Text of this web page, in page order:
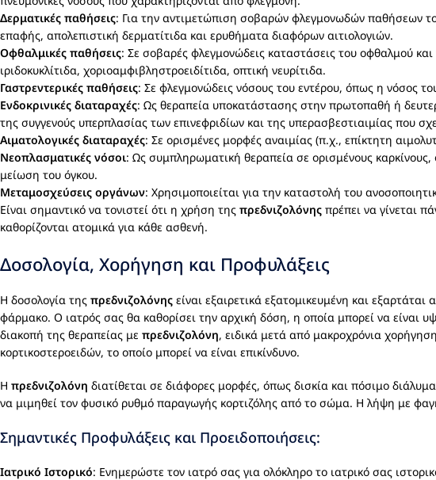
Δερματικές παθήσεις: Για την αντιμετώπιση σοβαρών φλεγμονωδών παθήσεων
επαφής, απολεπιστική δερματίτιδα και ερυθήματα διαφόρων αιτιολογιών.
Οφθαλμικές παθήσεις: Σε σοβαρές φλεγμονώδεις καταστάσεις του οφθαλμού
ιριδοκυκλίτιδα, χοριοαμφιβληστροειδίτιδα, οπτική νευρίτιδα.
Γαστρεντερικές παθήσεις: Σε φλεγμονώδεις νόσους του εντέρου, όπως η νόσος
Ενδοκρινικές διαταραχές: Ως θεραπεία υποκατάστασης στην πρωτοπαθή ή
της συγγενούς υπερπλασίας των επινεφριδίων και της υπερασβεστιαιμίας που
Αιματολογικές διαταραχές: Σε ορισμένες μορφές αναιμίας (π.χ., επίκτητη
Νεοπλασματικές νόσοι: Ως συμπληρωματική θεραπεία σε ορισμένους
μείωση του όγκου.
Μεταμοσχεύσεις οργάνων: Χρησιμοποιείται για την καταστολή του
Είναι σημαντικό να τονιστεί ότι η χρήση της πρεδνιζολόνης πρέπει να γίνεται
καθορίζονται ατομικά για κάθε ασθενή.
Δοσολογία, Χορήγηση και Προφυλάξεις
Η δοσολογία της πρεδνιζολόνης είναι εξαιρετικά εξατομικευμένη και
φάρμακο. Ο ιατρός σας θα καθορίσει την αρχική δόση, η οποία μπορεί να είναι
διακοπή της θεραπείας με πρεδνιζολόνη, ειδικά μετά από μακροχρόνια
κορτικοστεροειδών, το οποίο μπορεί να είναι επικίνδυνο.
Η πρεδνιζολόνη διατίθεται σε διάφορες μορφές, όπως δισκία και πόσιμο
να μιμηθεί τον φυσικό ρυθμό παραγωγής κορτιζόλης από το σώμα. Η λήψη με
Σημαντικές Προφυλάξεις και Προειδοποιήσεις:
Ιατρικό Ιστορικό: Ενημερώστε τον ιατρό σας για ολόκληρο το ιατρικό σας